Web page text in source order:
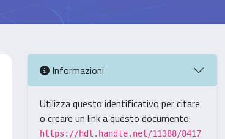
Informazioni
Utilizza questo identificativo per citare
o creare un link a questo documento:
https://hdl.handle.net/11388/8417